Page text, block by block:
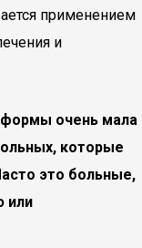
применением
и
формы очень мала
которые
это больные,
или